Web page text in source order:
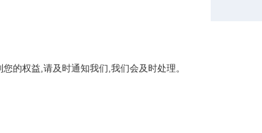
的权益,请及时通知我们,我们会及时处理。